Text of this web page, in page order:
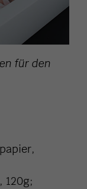
für den
120g;